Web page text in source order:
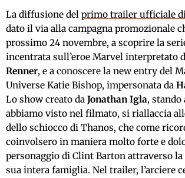
La diffusione del primo trailer ufficiale
dato il via alla campagna promozionale
prossimo 24 novembre, a scoprire la
incentrata sull’eroe Marvel interpretato
Renner, e a conoscere la new entry del
Universe Katie Bishop, impersonata da
Lo show creato da Jonathan Igla, stando
abbiamo visto nel filmato, si riallaccia
dello schiocco di Thanos, che come
coinvolsero in maniera molto forte e
personaggio di Clint Barton attraverso la
sua intera famiglia. Nel trailer, l’arciere